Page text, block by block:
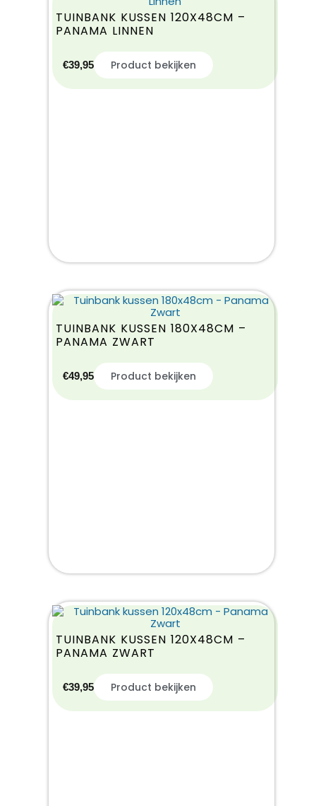
TUINBANK KUSSEN 120X48CM –
PANAMA LINNEN
€39,95 Product bekijken
TUINBANK KUSSEN 180X48CM –
PANAMA ZWART
€49,95 Product bekijken
TUINBANK KUSSEN 120X48CM –
PANAMA ZWART
€39,95 Product bekijken